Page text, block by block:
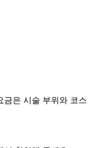
금은 시술 부위와 코스